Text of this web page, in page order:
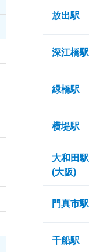
放出駅
深江橋駅
緑橋駅
横堤駅
大和田駅
(大阪)
門真市駅
千船駅